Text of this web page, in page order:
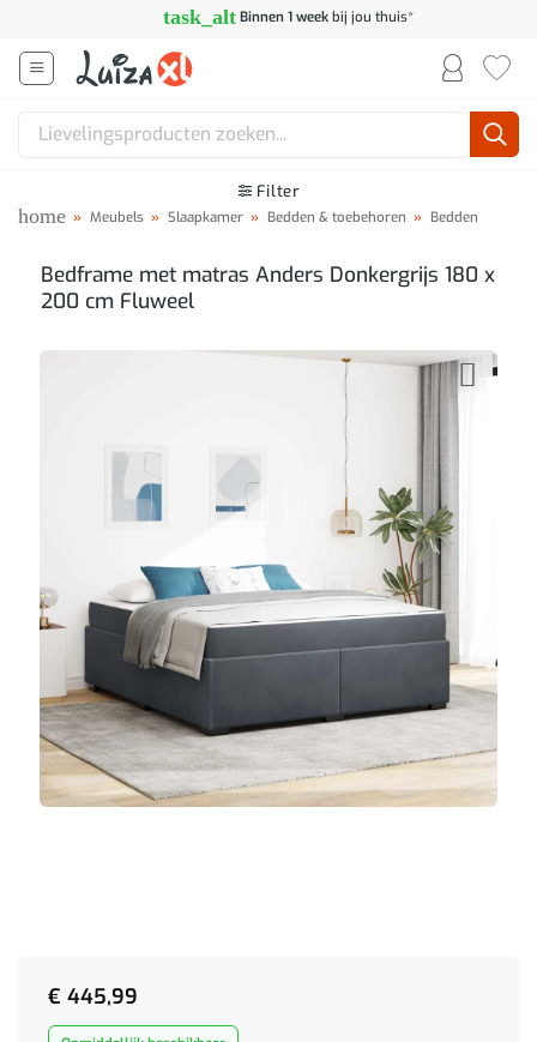
inhoud
task_alt Binnen 1 weekbij jou thuis*
Zoeken
Filter
home » Meubels » Slaapkamer » Bedden & toebehoren » Bedden
Bedframe met matras Anders Donkergrijs 180 x
200 cm Fluweel
€ 445,99